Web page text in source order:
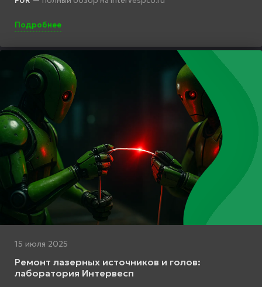
Подробнее
15 июля 2025
Ремонт лазерных источников и голов:
лаборатория Интервесп